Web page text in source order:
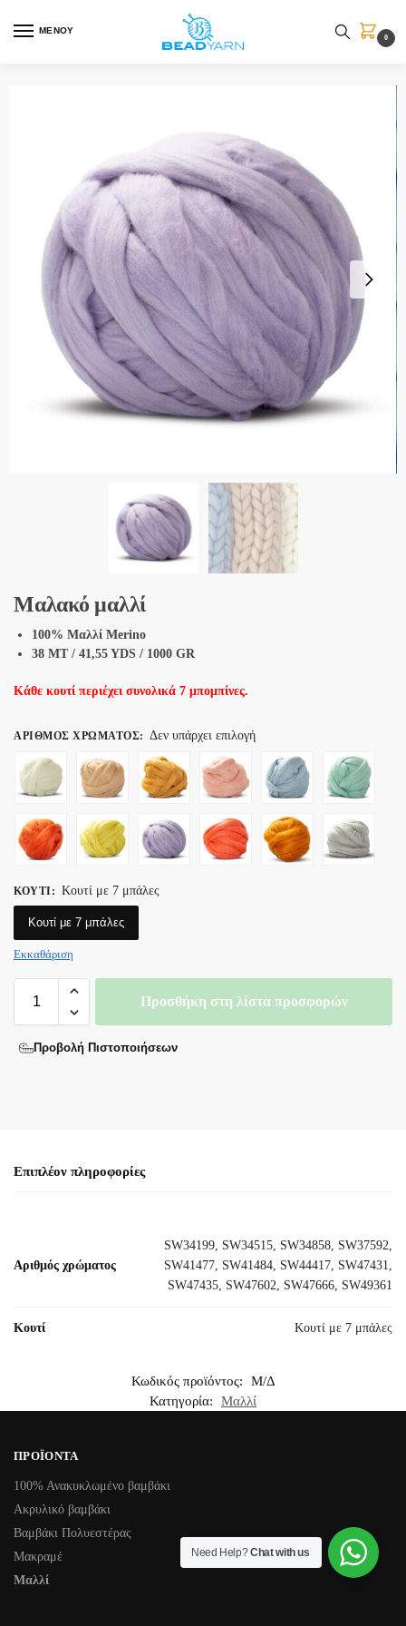
ΜΕΝΟΥ
0
Μαλακό μαλλί
100% Μαλλί Merino
38 MT / 41,55 YDS / 1000 GR
Κάθε κουτί περιέχει συνολικά 7 μπομπίνες.
ΑΡΙΘΜΌΣ ΧΡΏΜΑΤΟΣ: Δεν υπάρχει επιλογή
ΚΟΥΤΊ: Κουτί με 7 μπάλες
Κουτί με 7 μπάλες
Εκκαθάριση
Προσθήκη στη λίστα προσφορών
Προβολή Πιστοποιήσεων
Επιπλέον πληροφορίες
Αριθμός χρώματος
SW34199, SW34515, SW34858, SW37592,
SW41477, SW41484, SW44417, SW47431,
SW47435, SW47602, SW47666, SW49361
Κουτί Κουτί με 7 μπάλες
Κωδικός προϊόντος:
Μ/Δ
Κατηγορία:
Μαλλί
ΠΡΟΪΌΝΤΑ
100% Ανακυκλωμένο βαμβάκι
Ακρυλικό βαμβάκι
Βαμβάκι Πολυεστέρας
Μακραμέ
Μαλλί
Need Help?Chat with us